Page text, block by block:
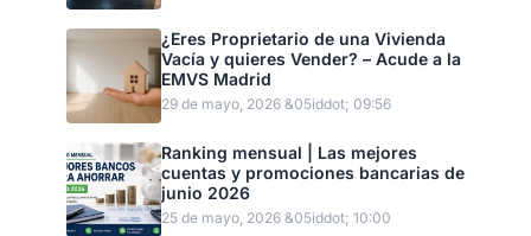
¿Eres Proprietario de una Vivienda
Vacía y quieres Vender? – Acude a la
EMVS Madrid
29 de mayo, 2026 &05iddot; 09:56
Ranking mensual | Las mejores
cuentas y promociones bancarias de
junio 2026
25 de mayo, 2026 &05iddot; 10:00